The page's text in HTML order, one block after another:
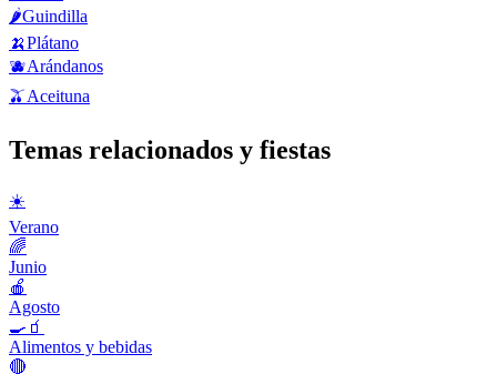
🌶️Guindilla
🍌Plátano
🫐Arándanos
🫒Aceituna
Temas relacionados y fiestas
☀️
Verano
🌈
Junio
🍎
Agosto
🍳🧃
Alimentos y bebidas
🔴